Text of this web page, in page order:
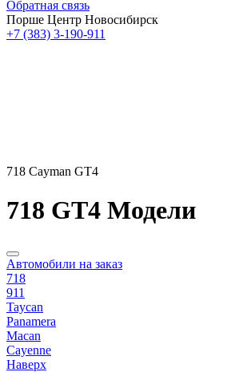
Обратная связь
Порше Центр Новосибирск
+7 (383) 3-190-911
718 Cayman GT4
718 GT4 Модели
Автомобили на заказ
718
911
Taycan
Panamera
Macan
Cayenne
Наверх